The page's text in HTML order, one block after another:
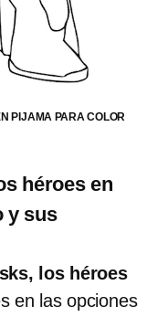
PIJAMA PARA COLOR
héroes en
y sus
los héroes
en las opciones